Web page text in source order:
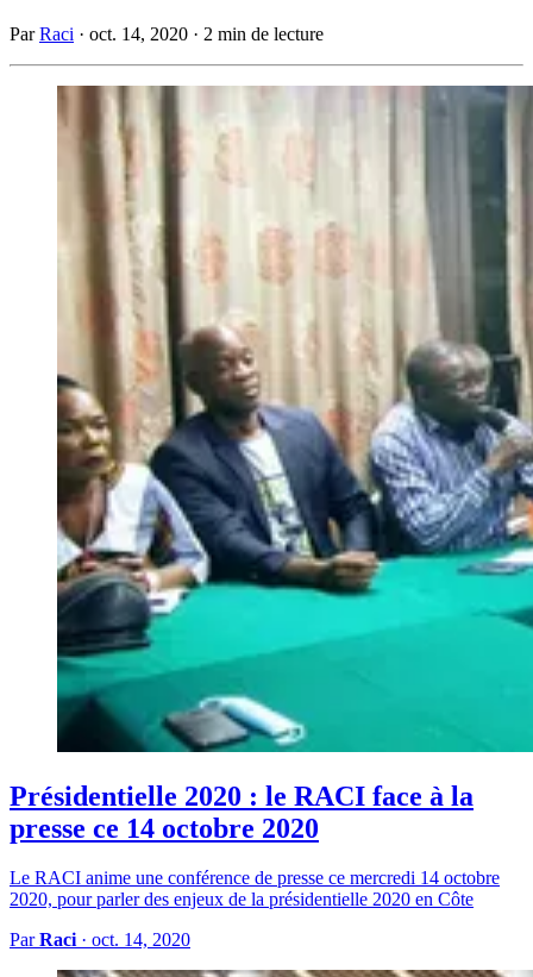
ParRaci · oct. 14, 2020 · 2 min de lecture
Présidentielle 2020 : le RACI face à la
presse ce 14 octobre 2020
Le RACI anime une conférence de presse ce mercredi 14 octobre
2020, pour parler des enjeux de la présidentielle 2020 en Côte
ParRaci · oct. 14, 2020